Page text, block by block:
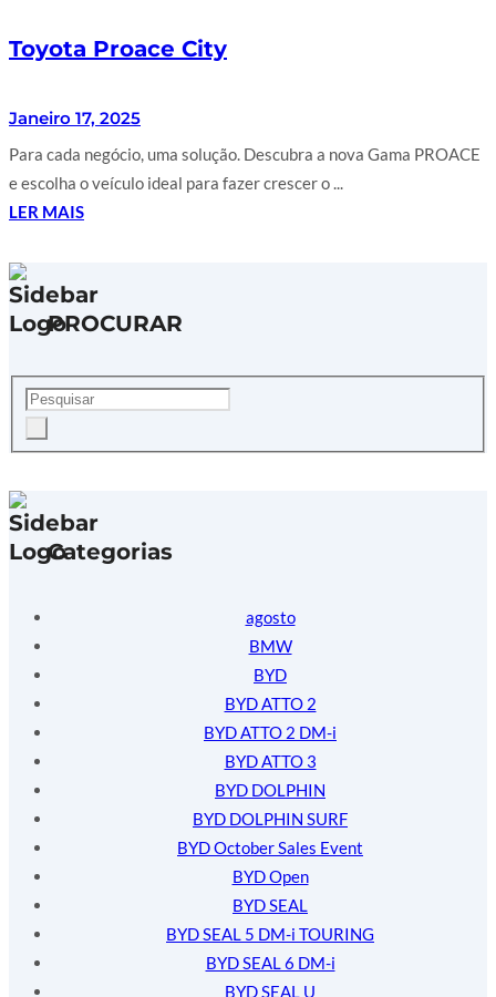
Toyota Proace City
Janeiro 17, 2025
Para cada negócio, uma solução. Descubra a nova Gama PROACE
e escolha o veículo ideal para fazer crescer o ...
LER MAIS
PROCURAR
Categorias
agosto
BMW
BYD
BYD ATTO 2
BYD ATTO 2 DM-i
BYD ATTO 3
BYD DOLPHIN
BYD DOLPHIN SURF
BYD October Sales Event
BYD Open
BYD SEAL
BYD SEAL 5 DM-i TOURING
BYD SEAL 6 DM-i
BYD SEAL U